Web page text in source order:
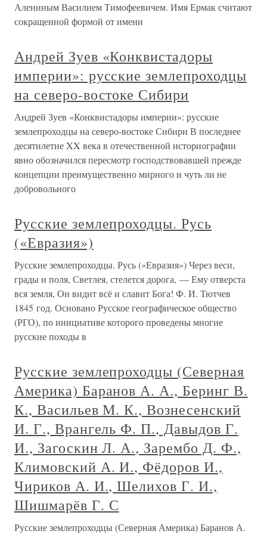
Алениным Василием Тимофеевичем. Имя Ермак считают
сокращенной формой от имени
Андрей Зуев «Конквистадоры
империи»: русские землепроходцы
на северо-востоке Сибири
Андрей Зуев «Конквистадоры империи»: русские
землепроходцы на северо-востоке Сибири В последнее
десятилетие XX века в отечественной историографии
явно обозначился пересмотр господствовавшей прежде
концепции преимущественно мирного и чуть ли не
добровольного
Русские землепроходцы. Русь
(«Евразия»)
Русские землепроходцы. Русь («Евразия») Через веси,
грады и поля, Светлея, стелется дорога, — Ему отверста
вся земля, Он видит всё и славит Бога! Ф. И. Тютчев
1845 год. Основано Русское географическое общество
(РГО), по инициативе которого проведены многие
русские походы в
Русские землепроходцы (Северная
Америка) Баранов А. А., Беринг В.
К., Васильев М. К., Вознесенский
И. Г., Врангель Ф. П., Давыдов Г.
И., Загоскин Л. А., Зарембо Д. Ф.,
Климовский А. И., Фёдоров И.,
Чириков А. И., Шелихов Г. И.,
Шишмарёв Г. С
Русские землепроходцы (Северная Америка) Баранов А.